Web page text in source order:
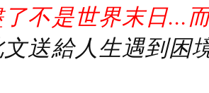
不是世界末日...
送給人生遇到困